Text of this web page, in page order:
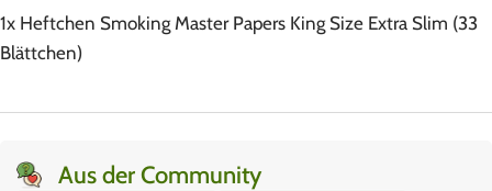
1x Heftchen Smoking Master Papers King Size Extra Slim (33
Blättchen)
Aus der Community